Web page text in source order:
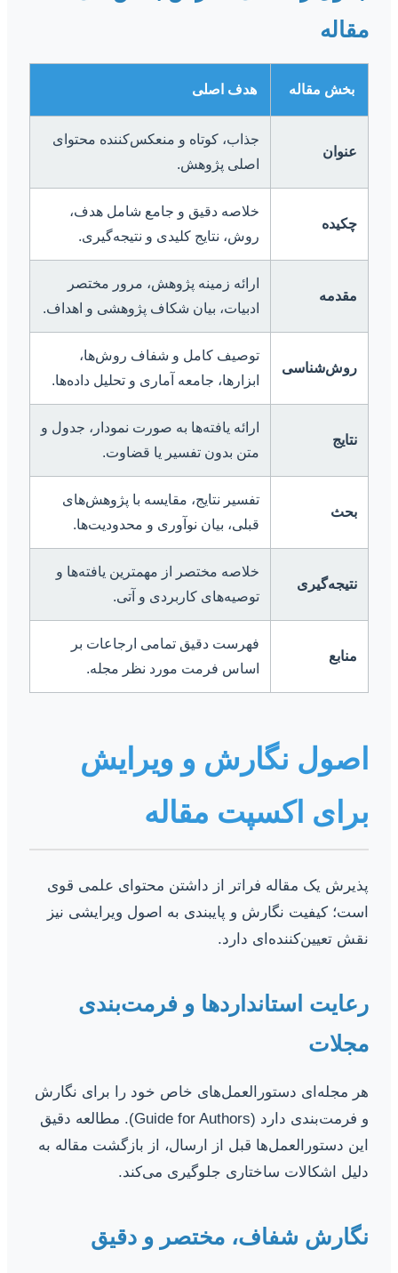
مقاله
بخش مقاله هدف اصلی
عنوان
جذاب، کوتاه و منعکس‌کننده محتوای
اصلی پژوهش.
چکیده
خلاصه دقیق و جامع شامل هدف،
روش، نتایج کلیدی و نتیجه‌گیری.
مقدمه
ارائه زمینه پژوهش، مرور مختصر
ادبیات، بیان شکاف پژوهشی و اهداف.
روش‌شناسی
توصیف کامل و شفاف روش‌ها،
ابزارها، جامعه آماری و تحلیل داده‌ها.
نتایج
ارائه یافته‌ها به صورت نمودار، جدول و
متن بدون تفسیر یا قضاوت.
بحث
تفسیر نتایج، مقایسه با پژوهش‌های
قبلی، بیان نوآوری و محدودیت‌ها.
نتیجه‌گیری
خلاصه مختصر از مهمترین یافته‌ها و
توصیه‌های کاربردی و آتی.
منابع
فهرست دقیق تمامی ارجاعات بر
اساس فرمت مورد نظر مجله.
اصول نگارش و ویرایش
برای اکسپت مقاله
پذیرش یک مقاله فراتر از داشتن محتوای علمی قوی
است؛ کیفیت نگارش و پایبندی به اصول ویرایشی نیز
نقش تعیین‌کننده‌ای دارد.
رعایت استانداردها و فرمت‌بندی
مجلات
هر مجله‌ای دستورالعمل‌های خاص خود را برای نگارش
و فرمت‌بندی دارد (Guide for Authors). مطالعه دقیق
این دستورالعمل‌ها قبل از ارسال، از بازگشت مقاله به
دلیل اشکالات ساختاری جلوگیری می‌کند.
نگارش شفاف، مختصر و دقیق